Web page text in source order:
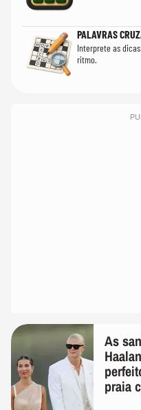
PALAVRAS
Interprete as
ritmo.
As
praia